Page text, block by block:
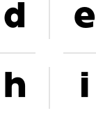
d e
h i